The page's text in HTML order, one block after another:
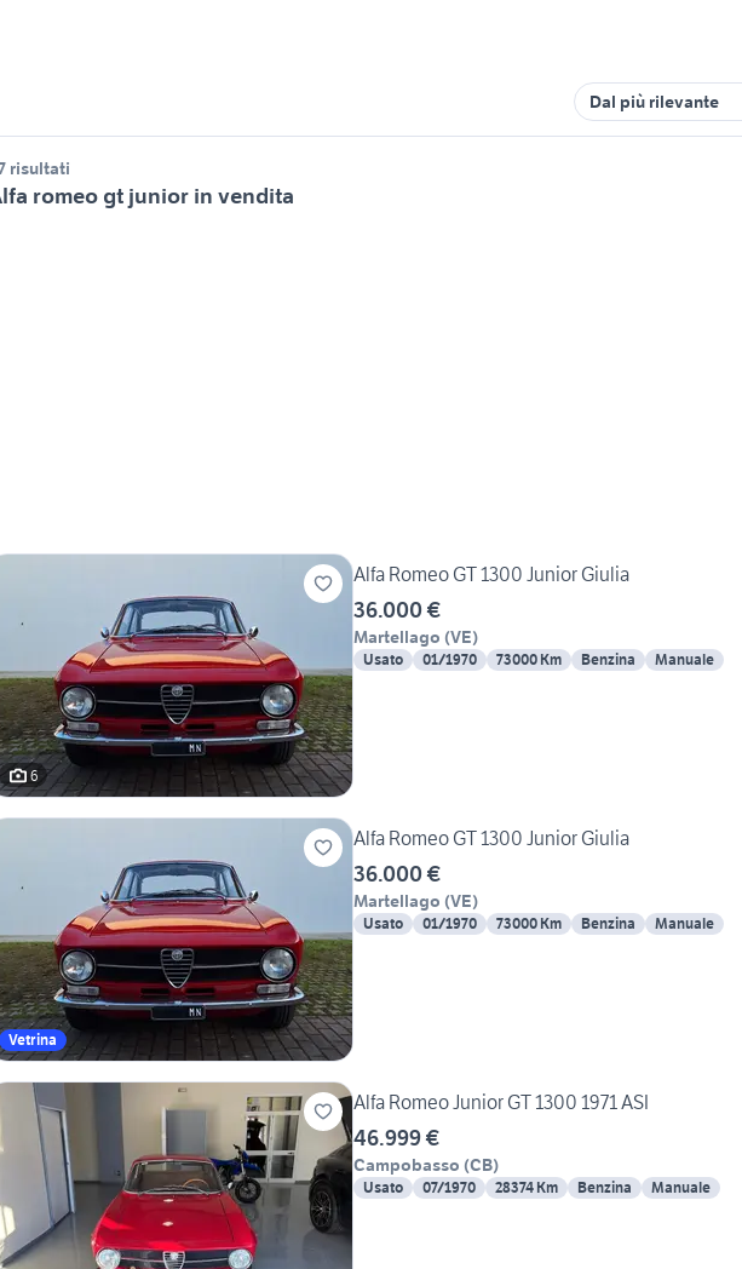
Dal più rilevante
risultati
romeo gt junior in vendita
6
Alfa Romeo GT 1300 Junior Giulia
36.000 €
Martellago (VE)
Usato 01/1970 73000 Km Benzina Manuale
Vetrina
Alfa Romeo GT 1300 Junior Giulia
36.000 €
Martellago (VE)
Usato 01/1970 73000 Km Benzina Manuale
Alfa Romeo Junior GT 1300 1971 ASI
46.999 €
Campobasso (CB)
Usato 07/1970 28374 Km Benzina Manuale